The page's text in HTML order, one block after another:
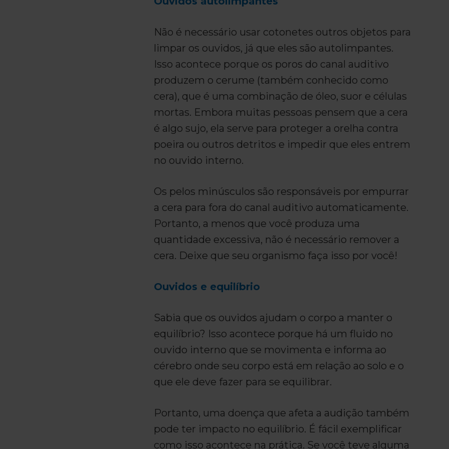
Não é necessário usar cotonetes outros objetos para
limpar os ouvidos, já que eles são autolimpantes.
Isso acontece porque os poros do canal auditivo
produzem o cerume (também conhecido como
cera), que é uma combinação de óleo, suor e células
mortas. Embora muitas pessoas pensem que a cera
é algo sujo, ela serve para proteger a orelha contra
poeira ou outros detritos e impedir que eles entrem
no ouvido interno.
Os pelos minúsculos são responsáveis por empurrar
a cera para fora do canal auditivo automaticamente.
Portanto, a menos que você produza uma
quantidade excessiva, não é necessário remover a
cera. Deixe que seu organismo faça isso por você!
Ouvidos e equilíbrio
Sabia que os ouvidos ajudam o corpo a manter o
equilíbrio? Isso acontece porque há um fluido no
ouvido interno que se movimenta e informa ao
cérebro onde seu corpo está em relação ao solo e o
que ele deve fazer para se equilibrar.
Portanto, uma doença que afeta a audição também
pode ter impacto no equilíbrio. É fácil exemplificar
como isso acontece na prática. Se você teve alguma